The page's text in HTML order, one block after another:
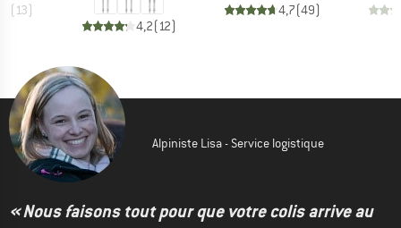
(13)
4,2(12)
4,7(49)
Alpiniste Lisa - Service logistique
« Nous faisons tout pour que votre colis arrive au